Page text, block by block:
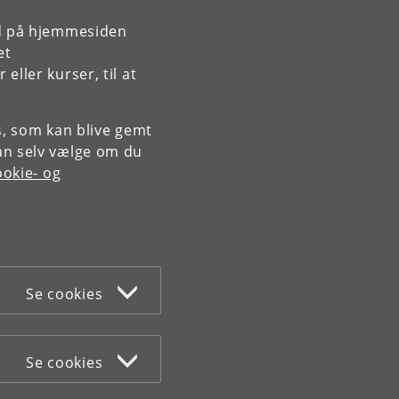
hjemmesiden
eller kurser, til at
som kan blive gemt
selv vælge om du
og
Se cookies
Se cookies